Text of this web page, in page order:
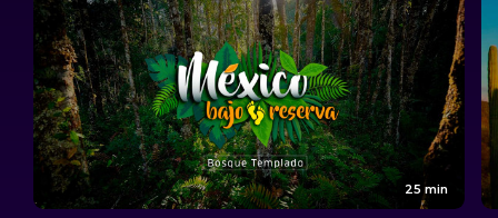
25 min